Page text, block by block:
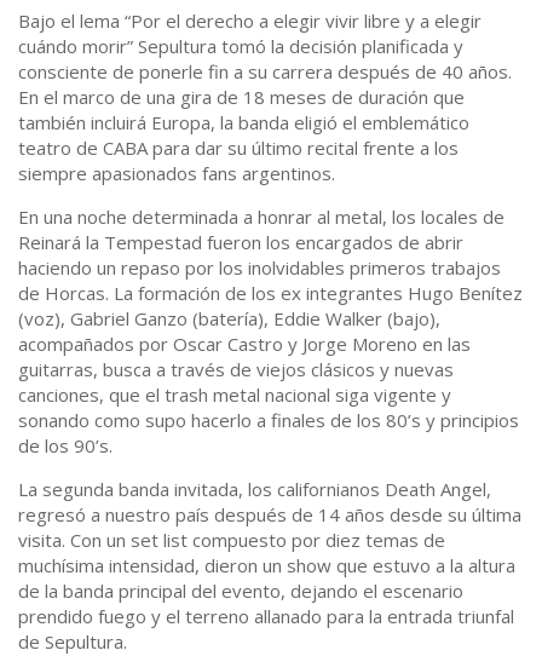
Bajo el lema “Por el derecho a elegir vivir libre y a elegir
cuándo morir” Sepultura tomó la decisión planificada y
consciente de ponerle fin a su carrera después de 40 años.
En el marco de una gira de 18 meses de duración que
también incluirá Europa, la banda eligió el emblemático
teatro de CABA para dar su último recital frente a los
siempre apasionados fans argentinos.
En una noche determinada a honrar al metal, los locales de
Reinará la Tempestad fueron los encargados de abrir
haciendo un repaso por los inolvidables primeros trabajos
de Horcas. La formación de los ex integrantes Hugo Benítez
(voz), Gabriel Ganzo (batería), Eddie Walker (bajo),
acompañados por Oscar Castro y Jorge Moreno en las
guitarras, busca a través de viejos clásicos y nuevas
canciones, que el trash metal nacional siga vigente y
sonando como supo hacerlo a finales de los 80’s y principios
de los 90’s.
La segunda banda invitada, los californianos Death Angel,
regresó a nuestro país después de 14 años desde su última
visita. Con un set list compuesto por diez temas de
muchísima intensidad, dieron un show que estuvo a la altura
de la banda principal del evento, dejando el escenario
prendido fuego y el terreno allanado para la entrada triunfal
de Sepultura.